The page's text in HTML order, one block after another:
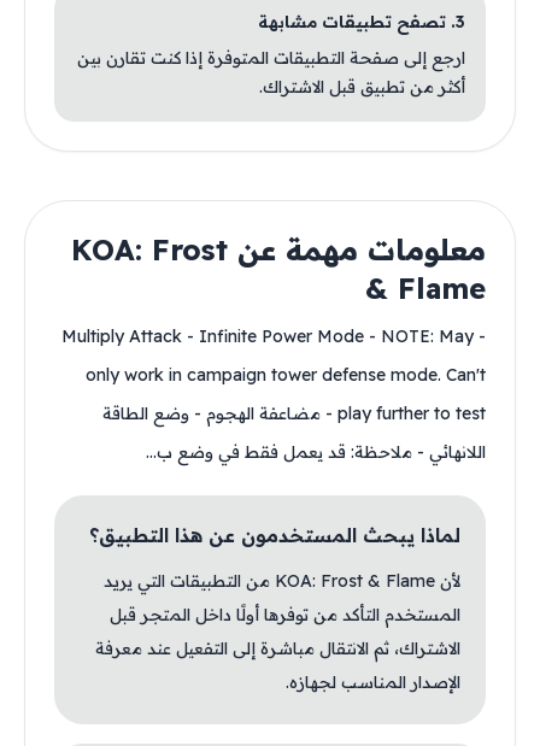
3. تصفح تطبيقات مشابهة
ارجع إلى صفحة التطبيقات المتوفرة إذا كنت تقارن بين
أكثر من تطبيق قبل الاشتراك.
معلومات مهمة عن KOA: Frost
& Flame
- Multiply Attack - Infinite Power Mode - NOTE: May
only work in campaign tower defense mode. Can't
play further to test - مضاعفة الهجوم - وضع الطاقة
اللانهائي - ملاحظة: قد يعمل فقط في وضع ب...
لماذا يبحث المستخدمون عن هذا التطبيق؟
لأن KOA: Frost & Flame من التطبيقات التي يريد
المستخدم التأكد من توفرها أولًا داخل المتجر قبل
الاشتراك، ثم الانتقال مباشرة إلى التفعيل عند معرفة
الإصدار المناسب لجهازه.